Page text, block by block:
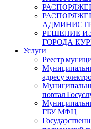
РЕШЕНИЕ
ГОРОДА
Услуги
Реестр
адресу
портал
ГБУ МФЦ